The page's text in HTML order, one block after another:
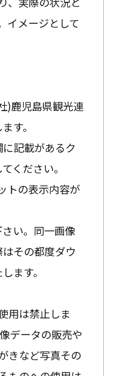
イメージとして
)鹿児島県観光連
す。
記載があるク
ください。
トの表示内容が
い。同一画像
その都度ダウ
ます。
用は禁止しま
データの販売や
きなど写真その